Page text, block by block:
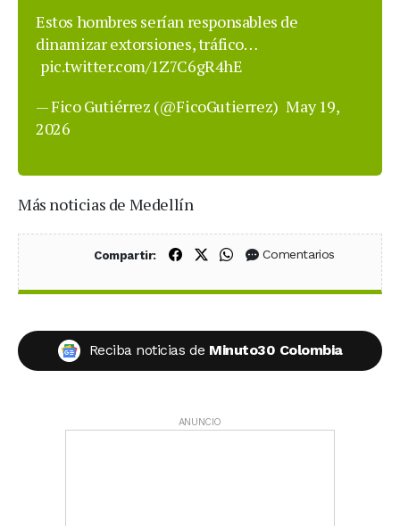
Estos hombres serían responsables de
dinamizar extorsiones, tráfico…
pic.twitter.com/1Z7C6gR4hE
— Fico Gutiérrez (@FicoGutierrez) May 19,
2026
Más noticias de Medellín
Compartir: Compartir en Facebook
Compartir en X (Twitter)
Compartir en WhatsApp
Comentarios
Reciba noticias de Minuto30 Colombia
ANUNCIO